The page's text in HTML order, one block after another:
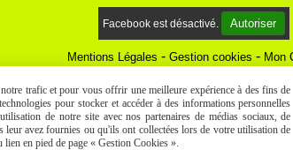
Facebook est désactivé. Autoriser
Mentions Légales Gestion cookies Mon
trafic et pour vous offrir une meilleure expérience à des fins de
pour stocker et accéder à des informations personnelles
de notre site avec nos partenaires de médias sociaux, de
avez fournies ou qu'ils ont collectées lors de votre utilisation de
en pied de page « Gestion Cookies ».